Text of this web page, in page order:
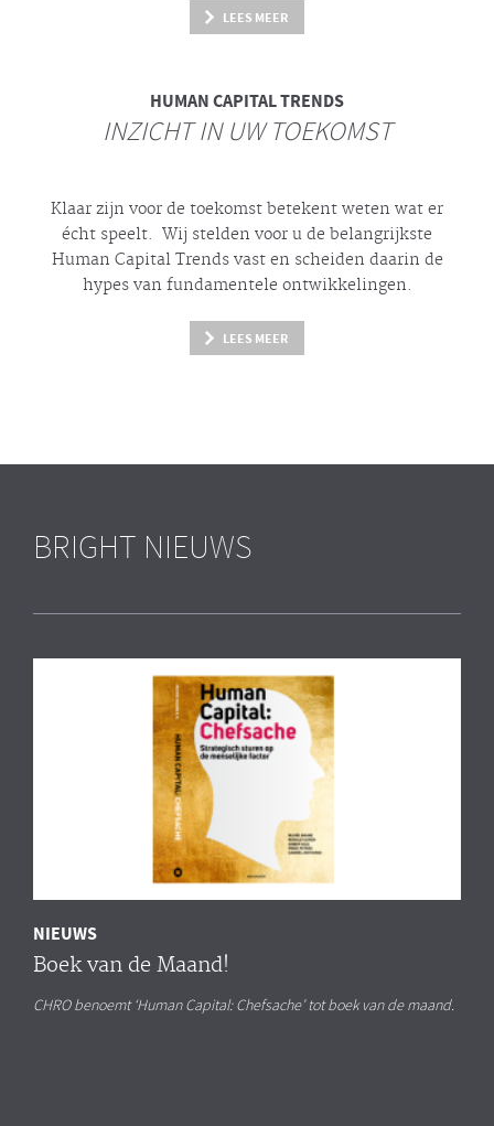
LEES MEER
HUMAN CAPITAL TRENDS
INZICHT IN UW TOEKOMST
Klaar zijn voor de toekomst betekent weten wat er
écht speelt. Wij stelden voor u de belangrijkste
Human Capital Trends vast en scheiden daarin de
hypesvan fundamentele ontwikkelingen.
LEES MEER
BRIGHT NIEUWS
NIEUWS
Boek van de Maand!
CHRO benoemt ‘Human Capital: Chefsache’ tot boek van de maand.